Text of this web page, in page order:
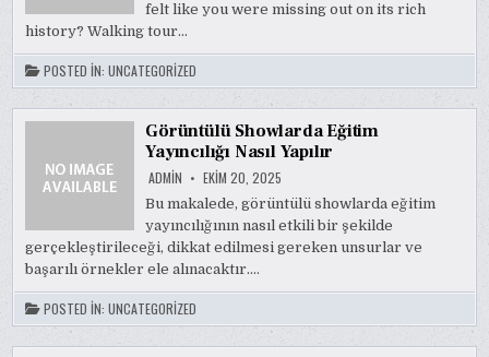
felt like you were missing out on its rich
history? Walking tour…
POSTED IN:UNCATEGORIZED
Görüntülü Showlarda Eğitim
Yayıncılığı Nasıl Yapılır
ADMIN EKIM 20, 2025
Bu makalede, görüntülü showlarda eğitim
yayıncılığının nasıl etkili bir şekilde
gerçekleştirileceği, dikkat edilmesi gereken unsurlar ve
başarılı örnekler ele alınacaktır….
POSTED IN:UNCATEGORIZED